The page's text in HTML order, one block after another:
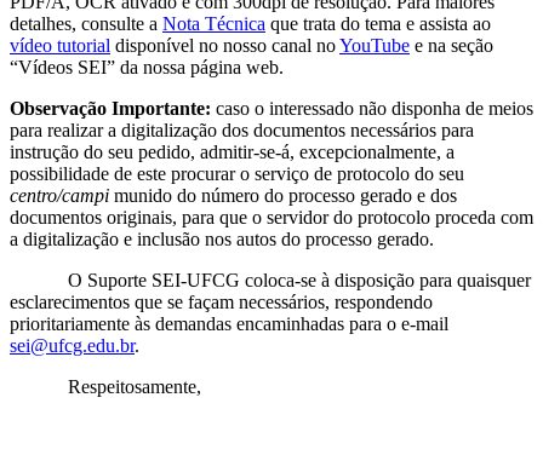
detalhes, consulte a Nota Técnica que trata do tema e assista ao
vídeo tutorial disponível no nosso canal noYouTube e na seção
“Vídeos SEI” da nossa página web.
Observação Importante: caso o interessado não disponha de meios
para realizar a digitalização dos documentos necessários para
instrução do seu pedido, admitir-se-á, excepcionalmente, a
possibilidade de este procurar o serviço de protocolo do seu
centro/campi munido do número do processo gerado e dos
documentos originais, para que o servidor do protocolo proceda com
a digitalização e inclusão nos autos do processo gerado.
O Suporte SEI-UFCG coloca-se à disposição para quaisquer
esclarecimentos que se façam necessários, respondendo
prioritariamente às demandas encaminhadas para o e-mail
sei@ufcg.edu.br.
Respeitosamente,